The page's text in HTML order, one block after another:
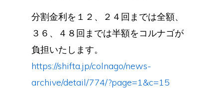
分割金利を１２、２４回までは全額、
３６、４８回までは半額をコルナゴが
負担いたします。
https://shifta.jp/colnago/news-
archive/detail/774/?page=1&c=15